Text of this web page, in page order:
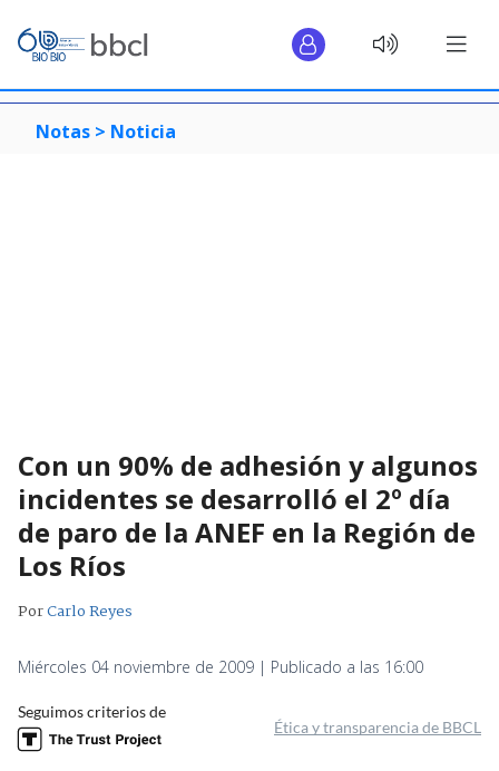
Notas > Noticia
Con un 90% de adhesión y algunos
incidentes se desarrolló el 2º día
de paro de la ANEF en la Región de
Los Ríos
PorCarlo Reyes
Miércoles 04 noviembre de 2009 | Publicado a las 16:00
Seguimos criterios de
Ética y transparencia de BBCL